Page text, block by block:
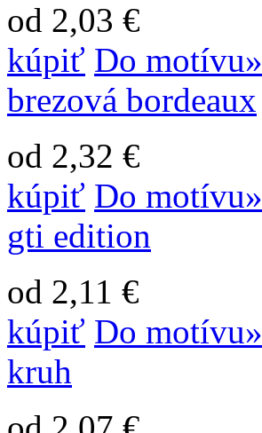
od 2,03 €
kúpiť Do motívu»
brezová bordeaux
od 2,32 €
kúpiť Do motívu»
gti edition
od 2,11 €
kúpiť Do motívu»
kruh